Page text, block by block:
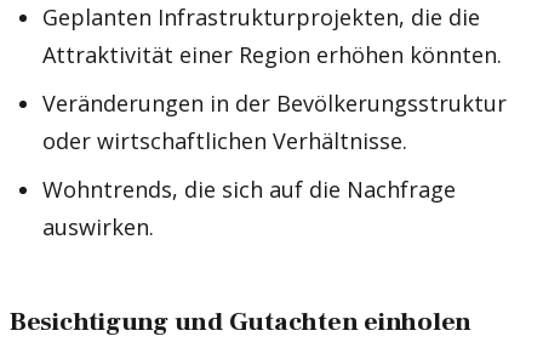
Geplanten Infrastrukturprojekten, die die
Attraktivität einer Region erhöhen könnten.
Veränderungen in der Bevölkerungsstruktur
oder wirtschaftlichen Verhältnisse.
Wohntrends, die sich auf die Nachfrage
auswirken.
Besichtigung und Gutachten einholen